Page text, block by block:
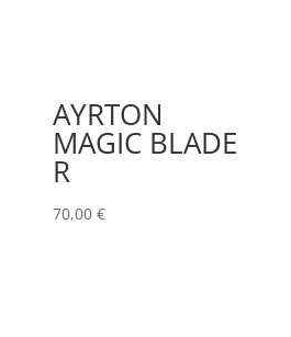
AYRTON
MAGIC BLADE
R
70,00€